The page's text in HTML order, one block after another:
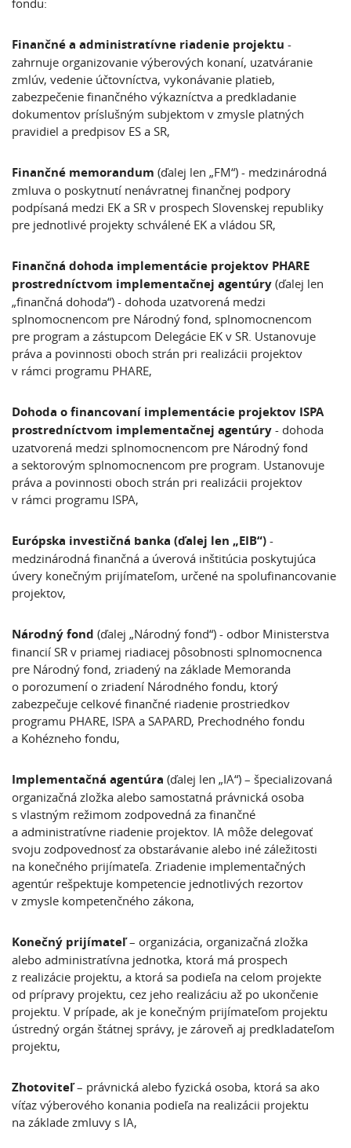
fondu:
Finančné a administratívne riadenie projektu -
zahrnuje organizovanie výberových konaní, uzatváranie
zmlúv, vedenie účtovníctva, vykonávanie platieb,
zabezpečenie finančného výkazníctva a predkladanie
dokumentov príslušným subjektom v zmysle platných
pravidiel a predpisov ES a SR,
Finančné memorandum (ďalej len „FM“) - medzinárodná
zmluva o poskytnutí nenávratnej finančnej podpory
podpísaná medzi EK a SR v prospech Slovenskej republiky
pre jednotlivé projekty schválené EK a vládou SR,
Finančná dohoda implementácie projektov PHARE
prostredníctvom implementačnej agentúry (ďalej len
„finančná dohoda“) - dohoda uzatvorená medzi
splnomocnencom pre Národný fond, splnomocnencom
pre program a zástupcom Delegácie EK v SR. Ustanovuje
práva a povinnosti oboch strán pri realizácii projektov
v rámci programu PHARE,
Dohoda o financovaní implementácie projektov ISPA
prostredníctvom implementačnej agentúry - dohoda
uzatvorená medzi splnomocnencom pre Národný fond
a sektorovým splnomocnencom pre program. Ustanovuje
práva a povinnosti oboch strán pri realizácii projektov
v rámci programu ISPA,
Európska investičná banka (ďalej len „EIB“) -
medzinárodná finančná a úverová inštitúcia poskytujúca
úvery konečným prijímateľom, určené na spolufinancovanie
projektov,
Národný fond (ďalej „Národný fond“) - odbor Ministerstva
financií SR v priamej riadiacej pôsobnosti splnomocnenca
pre Národný fond, zriadený na základe Memoranda
o porozumení o zriadení Národného fondu, ktorý
zabezpečuje celkové finančné riadenie prostriedkov
programu PHARE, ISPA a SAPARD, Prechodného fondu
a Kohézneho fondu,
Implementačná agentúra (ďalej len „IA“) – špecializovaná
organizačná zložka alebo samostatná právnická osoba
s vlastným režimom zodpovedná za finančné
a administratívne riadenie projektov. IA môže delegovať
svoju zodpovednosť za obstarávanie alebo iné záležitosti
na konečného prijímateľa. Zriadenie implementačných
agentúr rešpektuje kompetencie jednotlivých rezortov
v zmysle kompetenčného zákona,
Konečný prijímateľ– organizácia, organizačná zložka
alebo administratívna jednotka, ktorá má prospech
z realizácie projektu, a ktorá sa podieľa na celom projekte
od prípravy projektu, cez jeho realizáciu až po ukončenie
projektu. V prípade, ak je konečným prijímateľom projektu
ústredný orgán štátnej správy, je zároveň aj predkladateľom
projektu,
Zhotoviteľ– právnická alebo fyzická osoba, ktorá sa ako
víťaz výberového konania podieľa na realizácii projektu
na základe zmluvy s IA,